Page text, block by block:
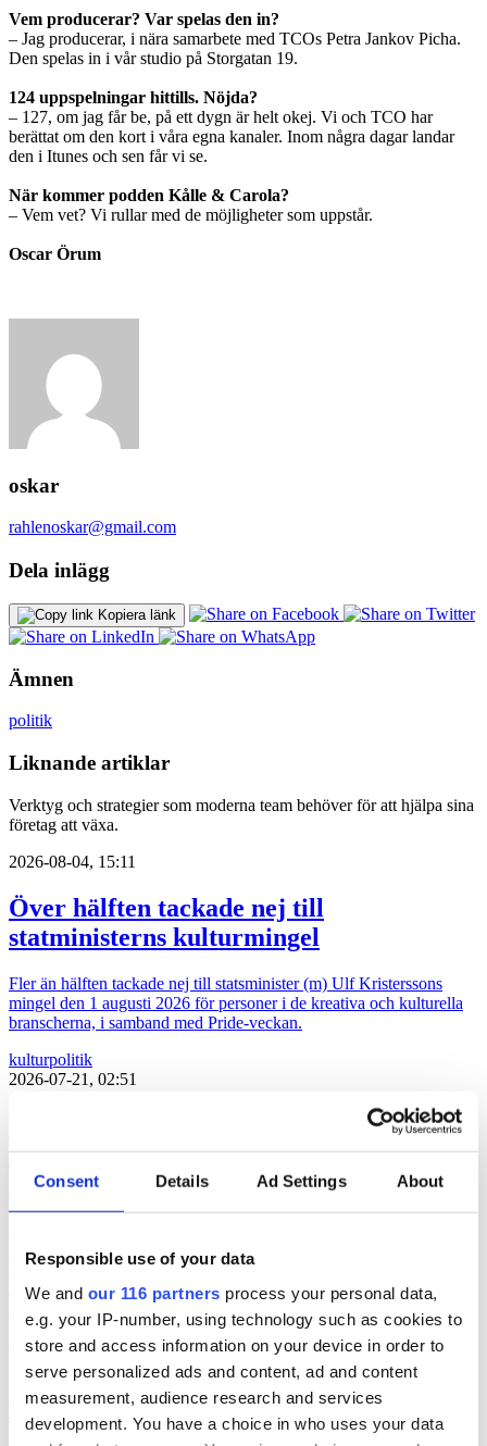
Consent Details Ad Settings About
Responsible use of your data
We and our 116 partners process your personal data,
e.g. your IP-number, using technology such as cookies to
store and access information on your device in order to
serve personalized ads and content, ad and content
measurement, audience research and services
development. You have a choice in who uses your data
Vem producerar? Var spelas den in?
– Jag producerar, i nära samarbete med TCOs Petra Jankov Picha.
Den spelas in i vår studio på Storgatan 19.
124 uppspelningar hittills. Nöjda?
– 127, om jag får be, på ett dygn är helt okej. Vi och TCO har
berättat om den kort i våra egna kanaler. Inom några dagar landar
den i Itunes och sen får vi se.
När kommer podden Kålle & Carola?
– Vem vet? Vi rullar med de möjligheter som uppstår.
Oscar Örum
oskar
rahlenoskar@gmail.com
Dela inlägg
Kopiera länk
Ämnen
politik
Liknande artiklar
Verktyg och strategier som moderna team behöver för att hjälpa sina
företag att växa.
2026-08-04, 15:11
Över hälften tackade nej till
statministerns kulturmingel
Fler än hälften tackade nej till statsminister (m) Ulf Kristerssons
mingel den 1 augusti 2026 för personer i de kreativa och kulturella
branscherna, i samband med Pride-veckan.
kulturpolitik
2026-07-21, 02:51
Lars Lerin och pr-konsulter – Ulf
Kristersson bjuder 115 kreativa till
Sagerska
i Sagerska palatset för att ”uppmärksamma kulturella och kreativ
branscher” i samband med att Prideveckan körgång. Flera pr-
konsulter, politiker och influerare, men även konstnärer och
författare, finns med bland de 115 inbjudna. Här är hela listan.
kulturpolitik
2026-07-17, 06:03
Politiker pratar på Way out West